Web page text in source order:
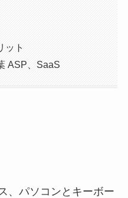
ット
ASP、SaaS
、パソコンとキーボー